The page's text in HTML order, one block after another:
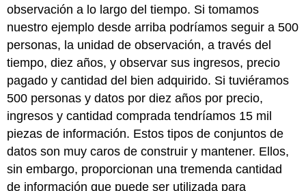
observación a lo largo del tiempo. Si tomamos
nuestro ejemplo desde arriba podríamos seguir a 500
personas, la unidad de observación, a través del
tiempo, diez años, y observar sus ingresos, precio
pagado y cantidad del bien adquirido. Si tuviéramos
500 personas y datos por diez años por precio,
ingresos y cantidad comprada tendríamos 15 mil
piezas de información. Estos tipos de conjuntos de
datos son muy caros de construir y mantener. Ellos,
sin embargo, proporcionan una tremenda cantidad
de información que puede ser utilizada para